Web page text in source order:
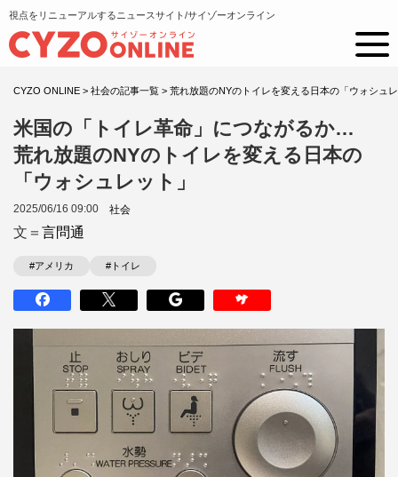
視点をリニューアルするニュースサイト/サイゾーオンライン
CYZO ONLINE > 社会の記事一覧 > 荒れ放題のNYのトイレを変える日本の「ウォシュ
米国の「トイレ革命」につながるか…
荒れ放題のNYのトイレを変える日本の
「ウォシュレット」
2025/06/16 09:00 社会
文＝ 言問通
#アメリカ #トイレ